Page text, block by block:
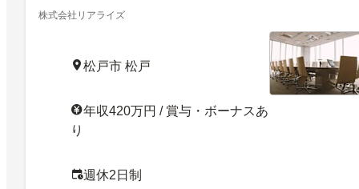
株式会社リアライズ
松戸市 松戸
年収420万円 / 賞与・ボーナスあ
り
週休2日制